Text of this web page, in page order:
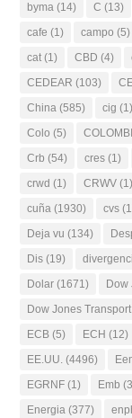
byma (14) C (13)
cafe (1) campo (5)
cat (1) CBD (4)
CEDEAR (103)
China (585) cig (1)
Colo (5)
Crb (54) cres (1)
crwd (1) CRWV (1)
cuña (1930) cvs
Deja vu (134)
Dis (19)
Dolar (1671) Dow
Dow Jones Transport
ECB (5) ECH (12)
EE.UU. (4496)
EGRNF (1) Emb
Energia (377)